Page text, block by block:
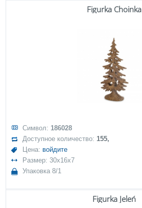
Figurka Choinka
Символ: 186028
Доступное количество:155,
Цена: войдите
Размер: 30x16x7
Упаковка 8/1
Figurka Jeleń